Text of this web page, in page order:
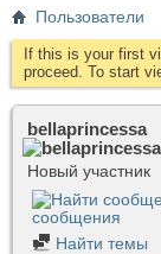
Пользователи
If this is your first
proceed. To start
bellaprincessa
Новый участник
сообщения
Найти темы